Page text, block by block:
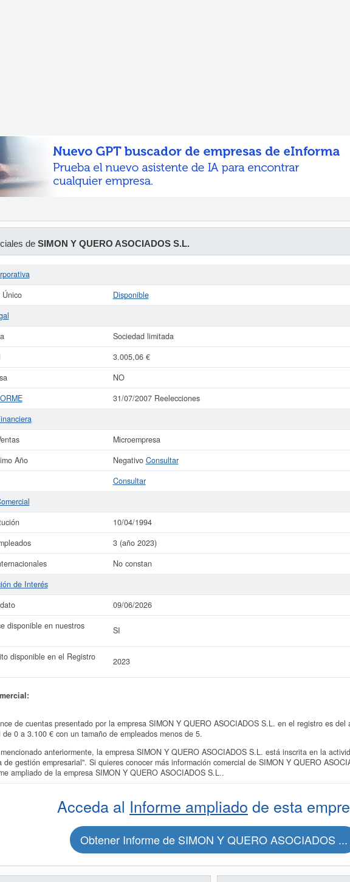
de SIMON Y QUERO ASOCIADOS S.L.
Único
Disponible
Sociedad limitada
3.005,06 €
NO
31/07/2007 Reelecciones
Microempresa
Año
Negativo Consultar
Consultar
10/04/1994
3 (año 2023)
No constan
de Interés
09/06/2026
disponible en nuestros
SI
disponible en el Registro
2023
de cuentas presentado por la empresa SIMON Y QUERO ASOCIADOS S.L. en el registro es
0 a 3.100 € con un tamaño de empleados menos de 5.
anteriormente, la empresa SIMON Y QUERO ASOCIADOS S.L. está inscrita en la
de gestión empresarial". Si quieres conocer más información comercial de SIMON Y QUERO
ampliado de la empresa SIMON Y QUERO ASOCIADOS S.L..
Acceda al Informe ampliado de esta
Obtener Informe de SIMON Y QUERO ASOCIADOS ...